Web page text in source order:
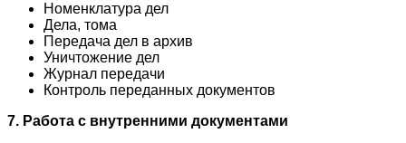
Номенклатура дел
Дела, тома
Передача дел в архив
Уничтожение дел
Журнал передачи
Контроль переданных документов
7. Работа с внутренними документами